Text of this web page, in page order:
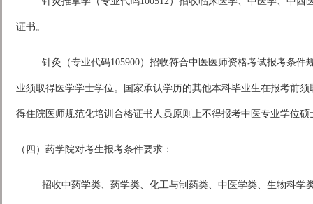
证书。
针灸（专业代码105900）招收符合中医医师资格考试报考条
业须取得医学学士学位。国家承认学历的其他本科毕业生在报考前
得住院医师规范化培训合格证书人员原则上不得报考中医专业学位硕
（四）药学院对考生报考条件要求：
招收中药学类、药学类、化工与制药类、中医学类、生物科学